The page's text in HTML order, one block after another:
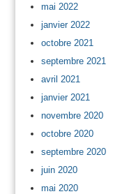
mai 2022
janvier 2022
octobre 2021
septembre 2021
avril 2021
janvier 2021
novembre 2020
octobre 2020
septembre 2020
juin 2020
mai 2020